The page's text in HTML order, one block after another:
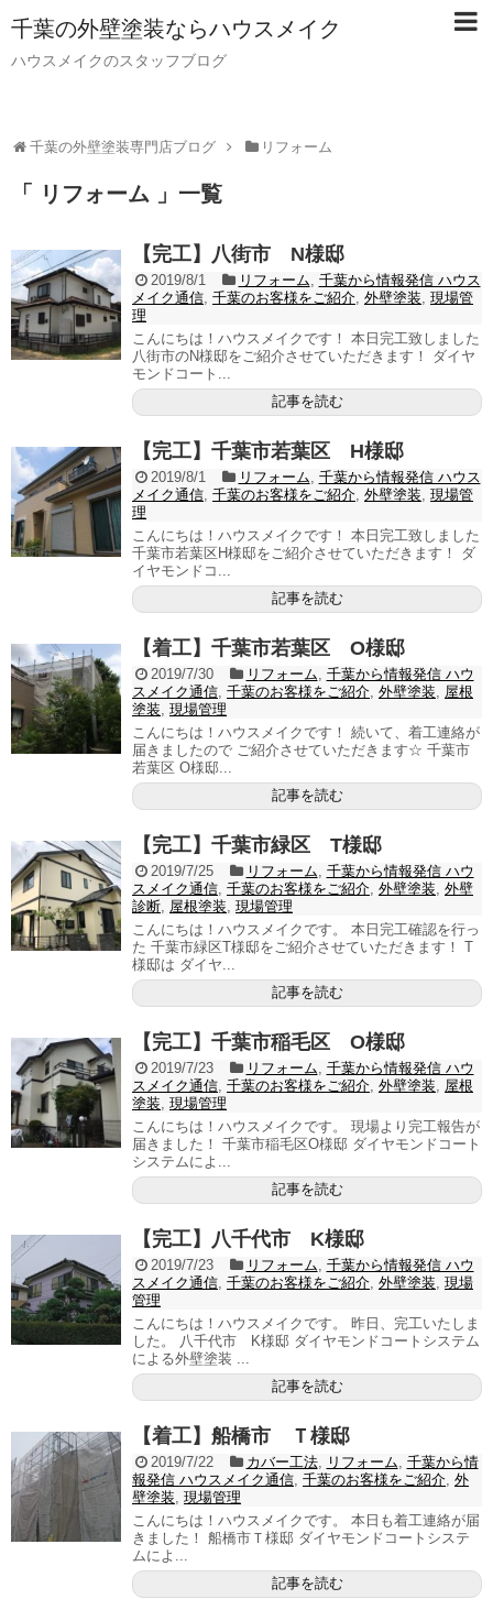
千葉の外壁塗装ならハウスメイク
ハウスメイクのスタッフブログ
千葉の外壁塗装専門店ブログ リフォーム
「 リフォーム 」一覧
【完工】八街市 N様邸
2019/8/1 リフォーム, 千葉から情報発信 ハウス
メイク通信, 千葉のお客様をご紹介, 外壁塗装, 現場管
理
こんにちは！ハウスメイクです！ 本日完工致しました
八街市のN様邸をご紹介させていただきます！ ダイヤ
モンドコート...
記事を読む
【完工】千葉市若葉区 H様邸
2019/8/1 リフォーム, 千葉から情報発信 ハウス
メイク通信, 千葉のお客様をご紹介, 外壁塗装, 現場管
理
こんにちは！ハウスメイクです！ 本日完工致しました
千葉市若葉区H様邸をご紹介させていただきます！ ダ
イヤモンドコ...
記事を読む
【着工】千葉市若葉区 O様邸
2019/7/30 リフォーム, 千葉から情報発信 ハウ
スメイク通信, 千葉のお客様をご紹介, 外壁塗装, 屋根
塗装, 現場管理
こんにちは！ハウスメイクです！ 続いて、着工連絡が
届きましたので ご紹介させていただきます☆ 千葉市
若葉区 O様邸...
記事を読む
【完工】千葉市緑区 T様邸
2019/7/25 リフォーム, 千葉から情報発信 ハウ
スメイク通信, 千葉のお客様をご紹介, 外壁塗装, 外壁
診断, 屋根塗装, 現場管理
こんにちは！ハウスメイクです。 本日完工確認を行っ
た 千葉市緑区T様邸をご紹介させていただきます！ T
様邸は ダイヤ...
記事を読む
【完工】千葉市稲毛区 O様邸
2019/7/23 リフォーム, 千葉から情報発信 ハウ
スメイク通信, 千葉のお客様をご紹介, 外壁塗装, 屋根
塗装, 現場管理
こんにちは！ハウスメイクです。 現場より完工報告が
届きました！ 千葉市稲毛区O様邸 ダイヤモンドコート
システムによ...
記事を読む
【完工】八千代市 K様邸
2019/7/23 リフォーム, 千葉から情報発信 ハウ
スメイク通信, 千葉のお客様をご紹介, 外壁塗装, 現場
管理
こんにちは！ハウスメイクです。 昨日、完工いたしま
した。 八千代市 K様邸 ダイヤモンドコートシステム
による外壁塗装 ...
記事を読む
【着工】船橋市 Ｔ様邸
2019/7/22 カバー工法, リフォーム, 千葉から情
報発信 ハウスメイク通信, 千葉のお客様をご紹介, 外
壁塗装, 現場管理
こんにちは！ハウスメイクです。 本日も着工連絡が届
きました！ 船橋市Ｔ様邸 ダイヤモンドコートシステ
ムによ...
記事を読む